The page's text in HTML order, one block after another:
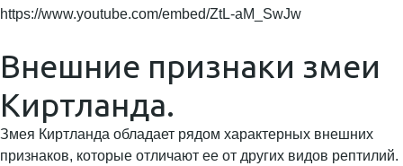
https://www.youtube.com/embed/ZtL-aM_SwJw
Внешние признаки змеи
Киртланда.
Змея Киртланда обладает рядом характерных внешних
признаков, которые отличают ее от других видов рептилий.